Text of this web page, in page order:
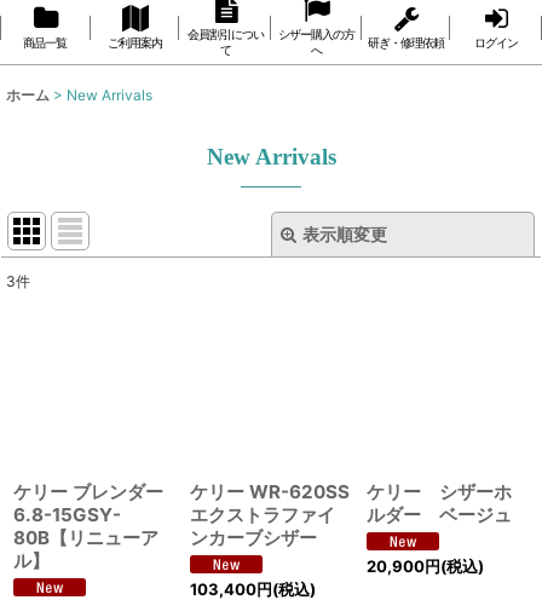
商品一覧 ご利用案内
会員割引につい
て
シザー購入の方
へ
研ぎ・修理依頼 ログイン
ホーム > New Arrivals
New Arrivals
表示順変更
3件
ケリー ブレンダー
6.8-15GSY-
80B【リニューア
ル】
ケリー WR-620SS
エクストラファイ
ンカーブシザー
103,400円(税込)
ケリー シザーホ
ルダー ベージュ
20,900円(税込)